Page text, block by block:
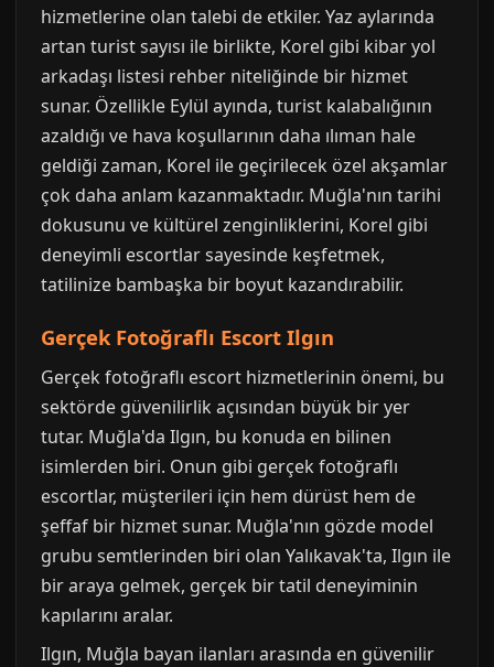
hizmetlerine olan talebi de etkiler. Yaz aylarında
artan turist sayısı ile birlikte, Korel gibi kibar yol
arkadaşı listesi rehber niteliğinde bir hizmet
sunar. Özellikle Eylül ayında, turist kalabalığının
azaldığı ve hava koşullarının daha ılıman hale
geldiği zaman, Korel ile geçirilecek özel akşamlar
çok daha anlam kazanmaktadır. Muğla'nın tarihi
dokusunu ve kültürel zenginliklerini, Korel gibi
deneyimli escortlar sayesinde keşfetmek,
tatilinize bambaşka bir boyut kazandırabilir.
Gerçek Fotoğraflı Escort Ilgın
Gerçek fotoğraflı escort hizmetlerinin önemi, bu
sektörde güvenilirlik açısından büyük bir yer
tutar. Muğla'da Ilgın, bu konuda en bilinen
isimlerden biri. Onun gibi gerçek fotoğraflı
escortlar, müşterileri için hem dürüst hem de
şeffaf bir hizmet sunar. Muğla'nın gözde model
grubu semtlerinden biri olan Yalıkavak'ta, Ilgın ile
bir araya gelmek, gerçek bir tatil deneyiminin
kapılarını aralar.
Ilgın, Muğla bayan ilanları arasında en güvenilir